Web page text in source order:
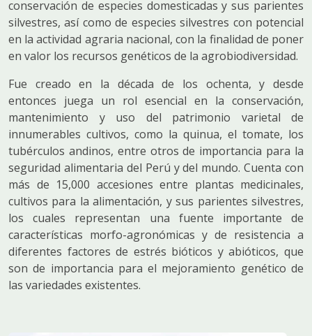
conservación de especies domesticadas y sus parientes
silvestres, así como de especies silvestres con potencial
en la actividad agraria nacional, con la finalidad de poner
en valor los recursos genéticos de la agrobiodiversidad.
Fue creado en la década de los ochenta, y desde
entonces juega un rol esencial en la conservación,
mantenimiento y uso del patrimonio varietal de
innumerables cultivos, como la quinua, el tomate, los
tubérculos andinos, entre otros de importancia para la
seguridad alimentaria del Perú y del mundo. Cuenta con
más de 15,000 accesiones entre plantas medicinales,
cultivos para la alimentación, y sus parientes silvestres,
los cuales representan una fuente importante de
características morfo-agronómicas y de resistencia a
diferentes factores de estrés bióticos y abióticos, que
son de importancia para el mejoramiento genético de
las variedades existentes.